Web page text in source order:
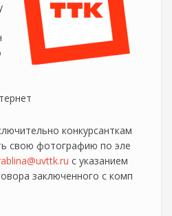
конкурсанткам
свою фотографию по эле
с указанием
заключенного с комп